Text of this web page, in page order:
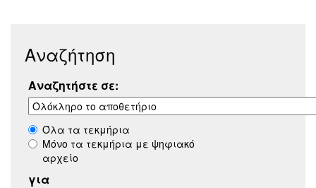
Αναζήτηση
Αναζητήστε σε:
Όλα τα τεκμήρια
Μόνο τα τεκμήρια με ψηφιακό
αρχείο
για